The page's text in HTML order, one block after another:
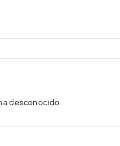
desconocido